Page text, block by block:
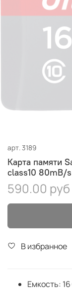
арт.3189
Карта памяти
class10 80mB/
590.00 руб
В избранное
Емкость: 16